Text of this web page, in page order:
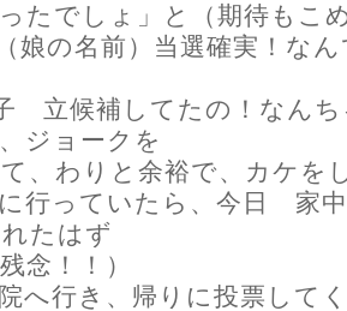
たでしょ」と（期待もこ
娘の名前）当選確実！な
立候補してたの！なんち
ジョークを
、わりと余裕で、カケを
行っていたら、今日 家
たはず
念！！）
へ行き、帰りに投票して